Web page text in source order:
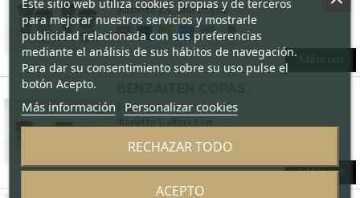
diámetro 4,5, altura 7,5 cm
Add to cart
Peso - 200
Add to cart
Este sitio web utiliza cookies propias y de terceros
para mejorar nuestros servicios y mostrarle
publicidad relacionada con sus preferencias
mediante el análisis de sus hábitos de navegación.
Para dar su consentimiento sobre su uso pulse el
botón Acepto.
Más información Personalizar cookies
RECHAZAR TODO
ACEPTO